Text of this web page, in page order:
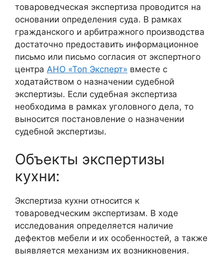
товароведческая экспертиза проводится на
основании определения суда. В рамках
гражданского и арбитражного производства
достаточно предоставить информационное
письмо или письмо согласия от экспертного
центра АНО «Топ Эксперт» вместе с
ходатайством о назначении судебной
экспертизы. Если судебная экспертиза
необходима в рамках уголовного дела, то
выносится постановление о назначении
судебной экспертизы.
Объекты экспертизы
кухни:
Экспертиза кухни относится к
товароведческим экспертизам. В ходе
исследования определяется наличие
дефектов мебели и их особенностей, а также
выявляется механизм их возникновения.